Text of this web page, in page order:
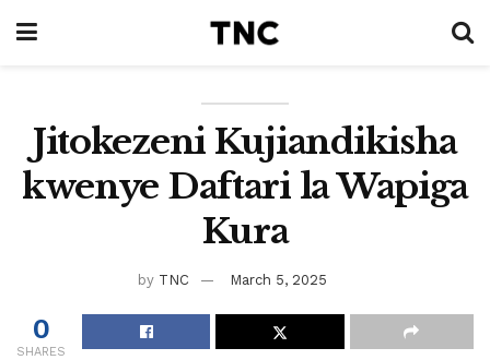
Jitokezeni Kujiandikisha
kwenye Daftari la Wapiga
Kura
by TNC March 5, 2025
0
SHARES